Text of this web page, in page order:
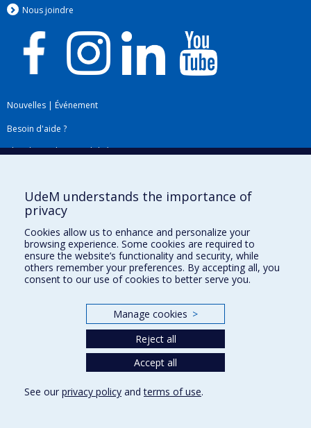
Nous joindre
Nouvelles | Événement
Besoin d'aide ?
Plan du site|Accessibilité
Téléchargez les logos de l'ESPUM
Privacy
UdeM understands the importance of
privacy
Cookies allow us to enhance and personalize your
browsing experience. Some cookies are required to
ensure the website’s functionality and security, while
others remember your preferences. By accepting all, you
consent to our use of cookies to better serve you.
Manage cookies >
Reject all
Accept all
See our privacy policy andterms of use.